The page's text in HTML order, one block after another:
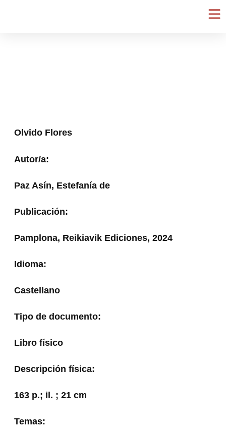
Olvido Flores
Autor/a:
Paz Asín, Estefanía de
Publicación:
Pamplona, Reikiavik Ediciones, 2024
Idioma:
Castellano
Tipo de documento:
Libro físico
Descripción física:
163 p.; il. ; 21 cm
Temas: